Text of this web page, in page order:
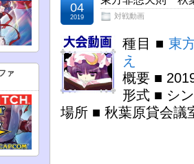
対戦動画
04
2019
種目 ■ 東
え
概要 ■
形式 ■ シ
場所 ■ 秋葉原貸会議
ァ